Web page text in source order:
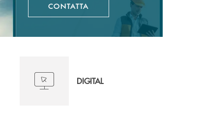
CONTATTAAPRE UNA NUOVA FINESTRA
DIGITAL